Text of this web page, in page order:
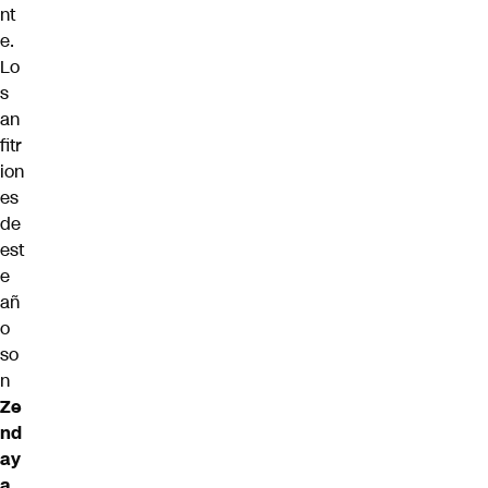
nt
e.
Lo
s
an
fitr
ion
es
de
est
e
añ
o
so
n
Ze
nd
ay